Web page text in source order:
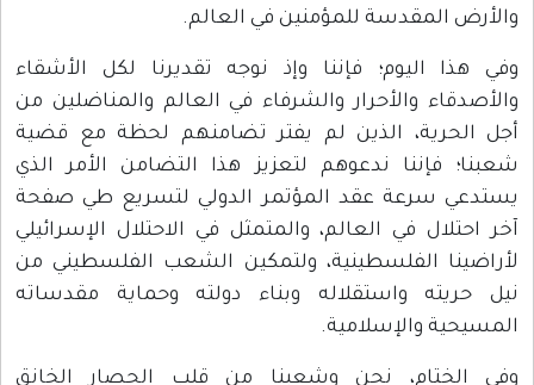
والأرض المقدسة للمؤمنين في العالم.
وفي هذا اليوم؛ فإننا وإذ نوجه تقديرنا لكل الأشقاء
والأصدقاء والأحرار والشرفاء في العالم والمناضلين من
أجل الحرية، الذين لم يفتر تضامنهم لحظة مع قضية
شعبنا؛ فإننا ندعوهم لتعزيز هذا التضامن الأمر الذي
يستدعي سرعة عقد المؤتمر الدولي لتسريع طي صفحة
آخر احتلال في العالم، والمتمثل في الاحتلال الإسرائيلي
لأراضينا الفلسطينية، ولتمكين الشعب الفلسطيني من
نيل حريته واستقلاله وبناء دولته وحماية مقدساته
المسيحية والإسلامية.
وفي الختام، نحن وشعبنا من قلب الحصار الخانق